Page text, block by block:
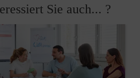
Sie auch... ?